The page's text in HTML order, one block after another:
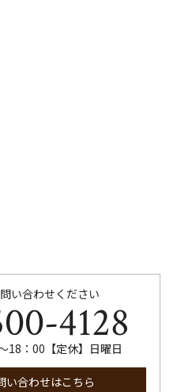
い合わせください
4128
18：00【定休】日曜日
い合わせはこちら